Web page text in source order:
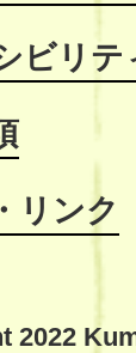
ビリテ
リンク
2022